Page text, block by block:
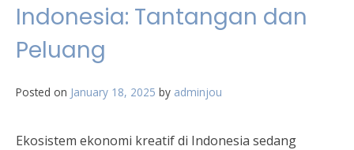
Indonesia: Tantangan dan
Peluang
Posted on January 18, 2025 by adminjou
Ekosistem ekonomi kreatif di Indonesia sedang